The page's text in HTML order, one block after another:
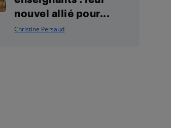
nouvel allié pour...
Christine Persaud